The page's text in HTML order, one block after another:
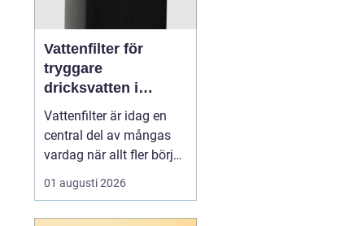
Vattenfilter för
tryggare
dricksvatten i
vardagen
Vattenfilter är idag en
central del av mångas
vardag när allt fler börjar
fundera på kvaliteten på
vattnet som kommer ur
01 augusti 2026